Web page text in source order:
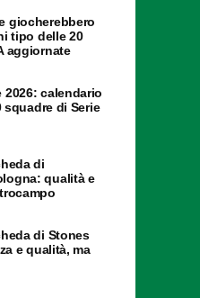
giocherebbero
tipo delle 20
aggiornate
calendario
di Serie
di
qualità e
di Stones
e qualità, ma